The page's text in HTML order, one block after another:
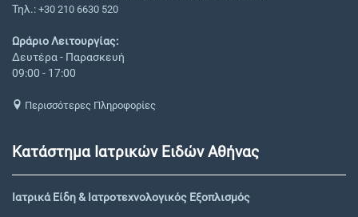
Τηλ.: +30 210 6630 520
Ωράριο Λειτουργίας:
Δευτέρα - Παρασκευή
09:00 - 17:00
Περισσότερες Πληροφορίες
Κατάστημα Ιατρικών Ειδών Αθήνας
Ιατρικά Είδη & Ιατροτεχνολογικός Εξοπλισμός